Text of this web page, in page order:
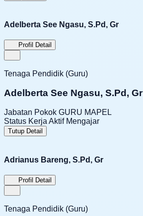
Adelberta See Ngasu, S.Pd, Gr
Profil Detail
Tenaga Pendidik (Guru)
Adelberta See Ngasu, S.Pd, Gr
Jabatan Pokok GURU MAPEL
Status Kerja Aktif Mengajar
Tutup Detail
Adrianus Bareng, S.Pd, Gr
Profil Detail
Tenaga Pendidik (Guru)